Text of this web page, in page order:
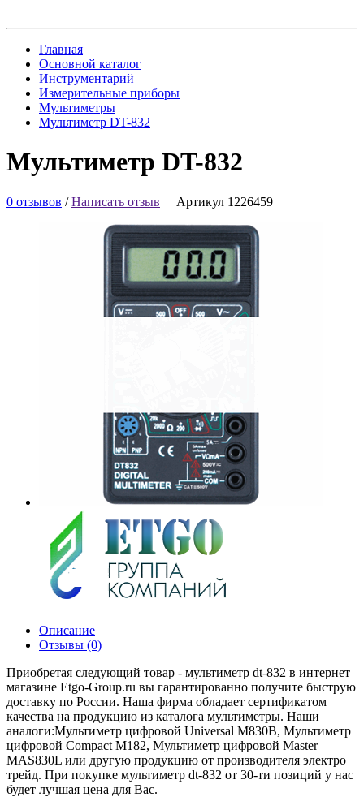
Главная
Основной каталог
Инструментарий
Измерительные приборы
Мультиметры
Мультиметр DT-832
Мультиметр DT-832
0 отзывов /Написать отзыв Артикул 1226459
Описание
Отзывы (0)
Приобретая следующий товар - мультиметр dt-832 в интернет
магазине Etgo-Group.ru вы гарантированно получите быструю
доставку по России. Наша фирма обладает сертификатом
качества на продукцию из каталога мультиметры. Наши
аналоги:Мультиметр цифровой Universal M830B, Мультиметр
цифровой Compact M182, Мультиметр цифровой Master
MAS830L или другую продукцию от производителя электро
трейд. При покупке мультиметр dt-832 от 30-ти позиций у нас
будет лучшая цена для Вас.